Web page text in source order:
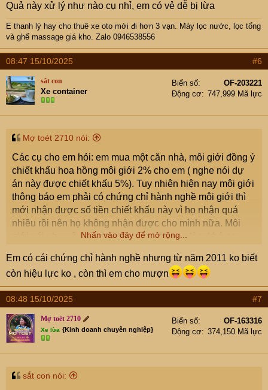
Quả này xử lý như nào cụ nhỉ, em có vẻ dễ bị lừa
E thanh lý hay cho thuê xe oto mới đi hơn 3 vạn. Máy lọc nước, lọc tổng
và ghế massage giá kho. Zalo 0946538556
08:47 15/10/2025 #6
sắt con
Xe container
Biển số
OF-203221
Động cơ
747,999 Mã lực
Mợ toét 2710 nói:
Các cụ cho em hỏi: em mua một căn nhà, môi giới đồng ý
chiết khấu hoa hồng môi giới 2% cho em ( nghe nói dự
án này được chiết khấu 5%). Tuy nhiên hiện nay môi giới
thông báo em phải có chứng chỉ hành nghề môi giới thì
mới nhận được số tiền chiết khấu này vì họ nhận quá
nhiều rồi nên họ không nhận được cho mình nữa. Môi
giới nói như vậy có phải là muốn cò quay làm khó em
Lúc ký hợp đồng họ yêu cầu em ký một cái hợp đồng môi
giới, em nghĩ là để hợp thức hóa khoản tiền này nên em
cũng đã đồng ý ký.
Cụ nào có chứng chỉ này có thể nhận tiền giúp em
không? và chi phí như thế nào inbox e ạ? Trường hợp
em tự đi học để lấy chứng chỉ hành nghề thì có khó lắm
không và học ở đâu thì uy tín? Em tham khảo trên mạng
thì thấy nói năm chỉ tổ chức 1 đến 2 lần thi chứng chỉ thôi
nghề môi giới bđs cũng nên
Nhấn vào đây để mở rộng...
Em có cái chứng chỉ hành nghề nhưng từ năm 2011 ko biết
còn hiệu lực ko , còn thì em cho mượn
08:48 15/10/2025 #7
Mợ toét 2710
Xe lừa {Kinh doanh chuyên nghiệp}
Biển số
OF-163316
Động cơ
374,150 Mã lực
sắt con nói: